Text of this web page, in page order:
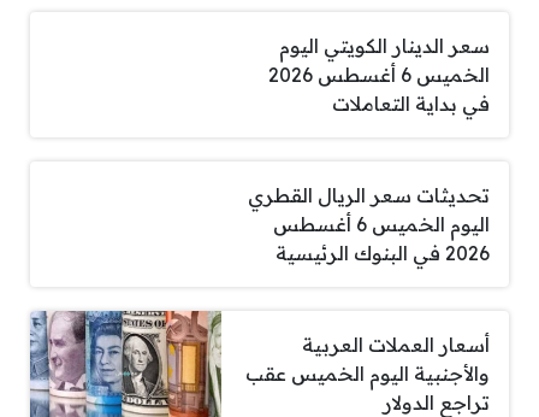
سعر الدينار الكويتي اليوم
الخميس 6 أغسطس 2026
في بداية التعاملات
تحديثات سعر الريال القطري
اليوم الخميس 6 أغسطس
2026 في البنوك الرئيسية
أسعار العملات العربية
والأجنبية اليوم الخميس عقب
تراجع الدولار